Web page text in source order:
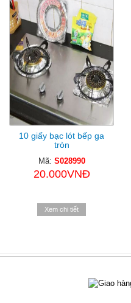
10 giấy bạc lót bếp ga
tròn
Mã: S028990
20.000VNĐ
Xem chi tiết